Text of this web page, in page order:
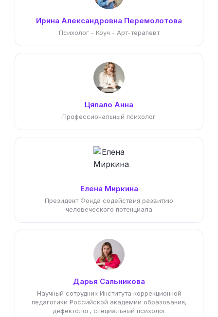
Ирина Александровна Перемолотова
Психолог - Коуч - Арт-терапевт
Цяпало Анна
Профессиональный психолог
Елена Миркина
Президент Фонда содействия развитию
человеческого потенциала
Дарья Сальникова
Научный сотрудник Института коррекционной
педагогики Российской академии образования,
дефектолог, специальный психолог